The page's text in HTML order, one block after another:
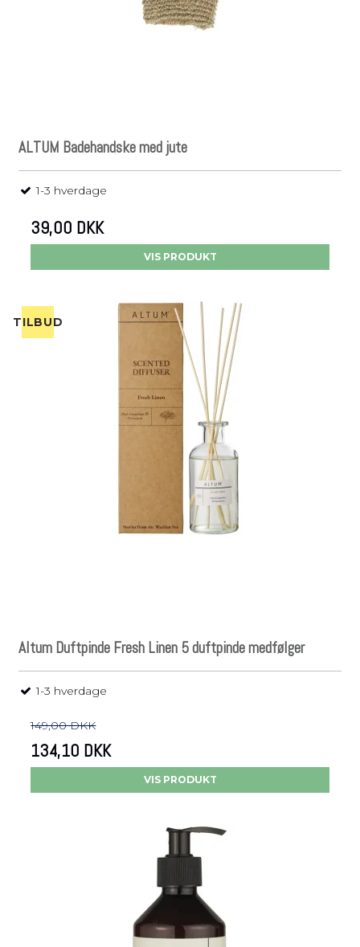
ALTUM Badehandske med jute
1-3 hverdage
39,00 DKK
VIS PRODUKT
TILBUD
Altum Duftpinde Fresh Linen 5 duftpinde medfølger
1-3 hverdage
149,00 DKK
134,10 DKK
VIS PRODUKT